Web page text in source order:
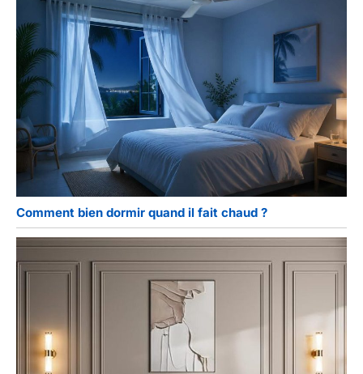
Comment bien dormir quand il fait chaud ?